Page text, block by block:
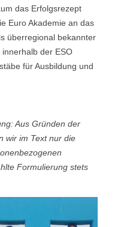
das Erfolgsrezept
Euro Akademie an das
überregional bekannter
der ESO
für Ausbildung und
Aus Gründen der
wir im Text nur die
Formulierung stets